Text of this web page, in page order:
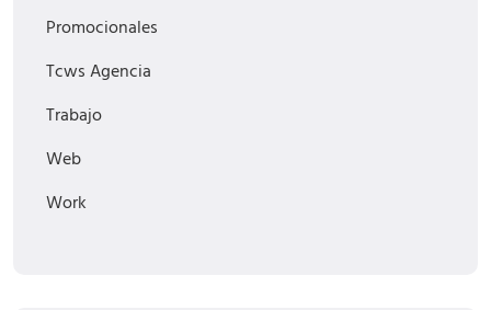
Promocionales
Tcws Agencia
Trabajo
Web
Work